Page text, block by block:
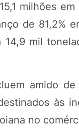
milhões
de 81,2%
14,9 mil
amido
às
no